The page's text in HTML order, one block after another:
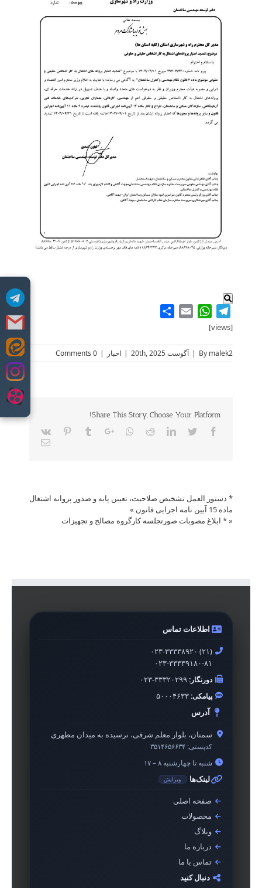
Skip
to
.
Telegram
WhatsApp
Email
[views]
By malek2
| آگوست 20th, 2025 | اخبار |
0 Comments
Share This Story, Choose Your Platform!
Facebook
Twitter
LinkedIn
Reddit
Whatsapp
Google+
Tumblr
Pinterest
Vk
Email
* دستور العمل تشخیص صلاحیت، تعیین پایه و صدور پروانه اشتغال
ماده 15 آیین نامه اجرایی قانون
»
«* ابلاغ مصوبات صورتجلسه کارگروه مصالح و تجهیزات
اطلاعات تماس
۰۲۳-۳۳۳۳۸۹۲۰ (۲۱)
۰۲۳-۳۳۳۳۹۱۸۰-۸۱
دورنگار:۰۲۳-۳۳۳۲۰۲۹۹
پیامکی:۵۰۰۰۴۶۳۳
آدرس
سمنان، بلوار معلم شرقی، نرسیده به میدان مطهری
کدپستی: ۳۵۱۴۶۵۶۶۳۴
شنبه تا چهارشنبه ۸ – ۱۷
لینک‌ها ویرایش
صفحه اصلی
محصولات
وبلاگ
درباره ما
تماس با ما
دنبال کنید